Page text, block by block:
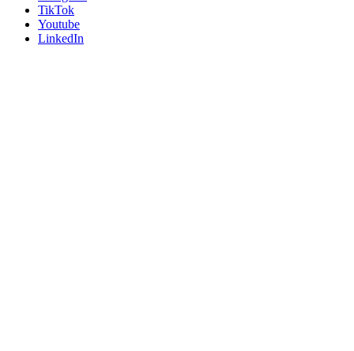
TikTok
Youtube
LinkedIn